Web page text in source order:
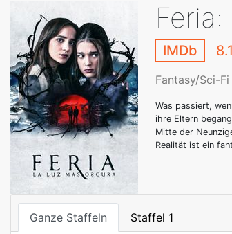
IMDb 8.1
Fantasy/Sci-Fi
Was passiert,
ihre Eltern
Mitte der
Realität ist ein
Ganze Staffeln Staffel 1